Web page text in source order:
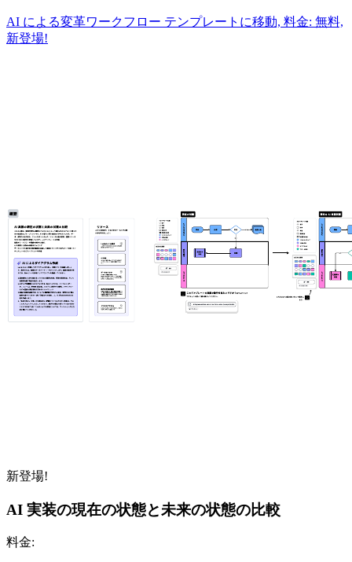
AI による変革ワークフロー テンプレートに移動, 料金: 無料,
新登場!
新登場!
AI 実装の現在の状態と未来の状態の比較
料金: